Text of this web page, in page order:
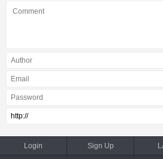
Login Sign Up